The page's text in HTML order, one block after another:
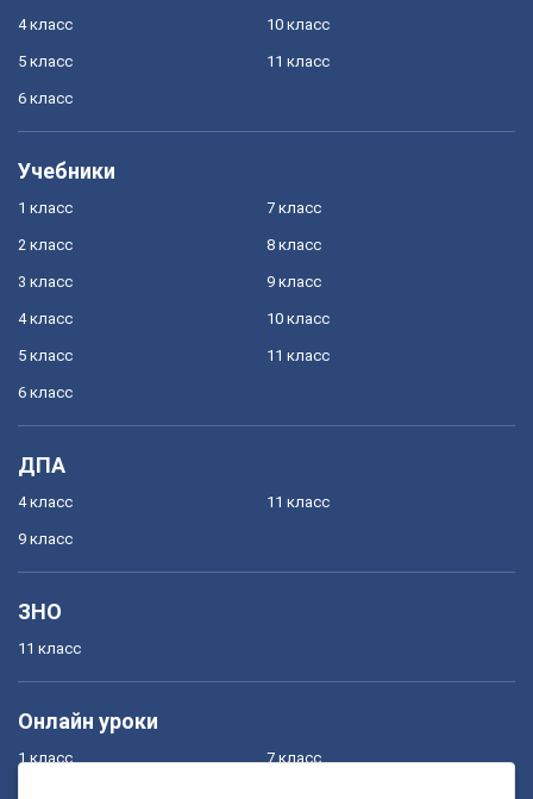
4 класс
5 класс
6 класс
10 класс
11 класс
Учебники
1 класс
2 класс
3 класс
4 класс
5 класс
6 класс
7 класс
8 класс
9 класс
10 класс
11 класс
ДПА
4 класс
9 класс
11 класс
ЗНО
11 класс
Онлайн уроки
1 класс 7 класс